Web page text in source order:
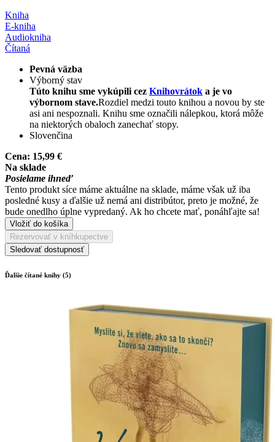
Kniha
E-kniha
Audiokniha
Čítaná
Pevná väzba
Výborný stav
Túto knihu sme vykúpili cez Knihovrátok a je vo
výbornom stave.Rozdiel medzi touto knihou a novou by ste
asi ani nespoznali. Knihu sme označili nálepkou, ktorá môže
na niektorých obaloch zanechať stopy.
Slovenčina
Cena: 15,99 €
Na sklade
Posielame ihneď
Tento produkt síce máme aktuálne na sklade, máme však už iba
posledné kusy a ďalšie už nemá ani distribútor, preto je možné, že
bude onedlho úplne vypredaný. Ak ho chcete mať, ponáhľajte sa!
Vložiť do košíka
Rezervovať v kníhkupectve
Sledovať dostupnosť
Ďalšie čítané knihy (5)